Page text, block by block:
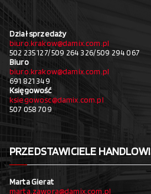
Dział sprzedaży
biuro.krakow@damix.com.pl
502 235 127/ 509 264 326/ 509 294 067
Biuro
biuro.krakow@damix.com.pl
691 821 349
Księgowość
ksiegowosc@damix.com.pl
507 058 709
PRZEDSTAWICIELE HANDLOWI
Marta Gierat
marta.zawora@damix.com.pl